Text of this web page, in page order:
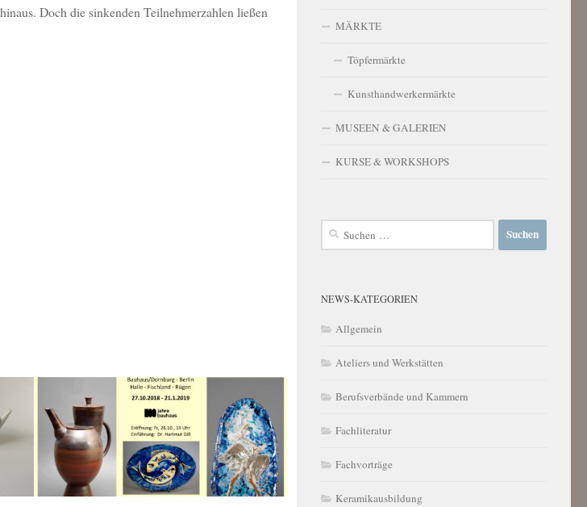
Doch die sinkenden Teilnehmerzahlen ließen
MÄRKTE
Töpfermärkte
Kunsthandwerkermärkte
MUSEEN & GALERIEN
KURSE & WORKSHOPS
Suchen
NEWS-KATEGORIEN
Allgemein
Ateliers und Werkstätten
Berufsverbände und Kammern
Fachliteratur
Fachvorträge
Keramikausbildung